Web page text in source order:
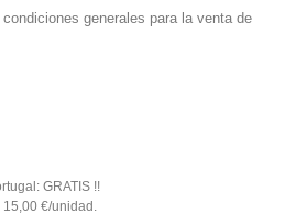
generales para la venta de
GRATIS !!
15,00 €/unidad.